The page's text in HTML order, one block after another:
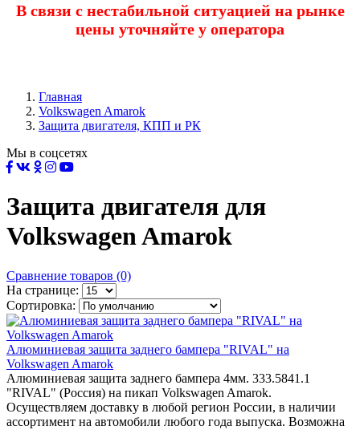
В связи с нестабильной ситуацией на рынке
цены уточняйте у оператора
Главная
Volkswagen Amarok
Защита двигателя, КПП и РК
Мы в соцсетях
Защита двигателя для
Volkswagen Amarok
Сравнение товаров (0)
На странице:
Сортировка:
Алюминиевая защита заднего бампера "RIVAL" на
Volkswagen Amarok
Алюминиевая защита заднего бампера 4мм. 333.5841.1
"RIVAL" (Россия) на пикап Volkswagen Amarok.
Осуществляем доставку в любой регион России, в наличии
ассортимент на автомобили любого года выпуска. Возможна